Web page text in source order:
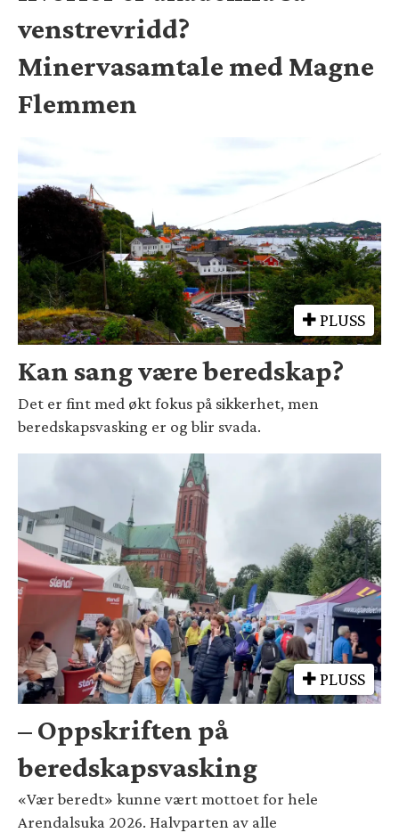
venstrevridd?
Minervasamtale med Magne
Flemmen
PLUSS
Kan sang være beredskap?
Det er fint med økt fokus på sikkerhet, men
beredskapsvasking er og blir svada.
PLUSS
– Oppskriften på
beredskapsvasking
«Vær beredt» kunne vært mottoet for hele
Arendalsuka 2026. Halvparten av alle